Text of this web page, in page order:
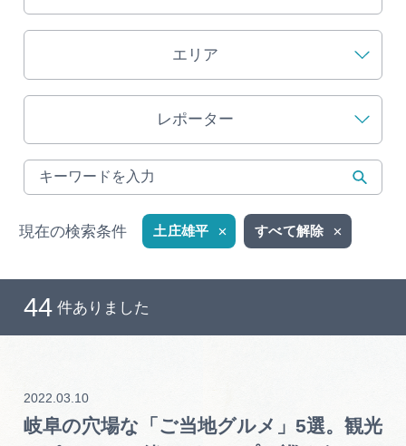
インフォメーション
ぎふ旅レポーター記事
早わかり岐阜
買い物・お土産
体験予約サイト「ＶＩＳＩＴ岐阜県」
岐阜県アウトドア観光キャンペーン
エリア
レポーター
現在の検索条件 土庄雄平 すべて解除
44 件ありました
岐阜の穴場な「ご当地グルメ」5選。観光
2022.03.10